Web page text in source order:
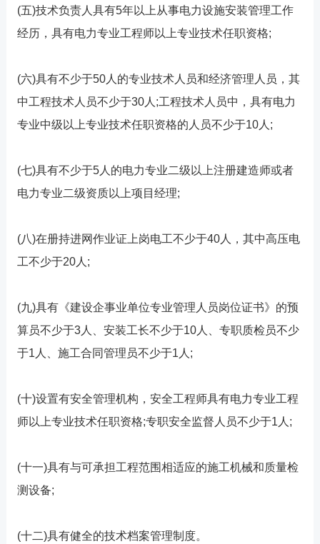
(五)技术负责人具有5年以上从事电力设施安装管理工作
经历，具有电力专业工程师以上专业技术任职资格;
(六)具有不少于50人的专业技术人员和经济管理人员，其
中工程技术人员不少于30人;工程技术人员中，具有电力
专业中级以上专业技术任职资格的人员不少于10人;
(七)具有不少于5人的电力专业二级以上注册建造师或者
电力专业二级资质以上项目经理;
(八)在册持进网作业证上岗电工不少于40人，其中高压电
工不少于20人;
(九)具有《建设企事业单位专业管理人员岗位证书》的预
算员不少于3人、安装工长不少于10人、专职质检员不少
于1人、施工合同管理员不少于1人;
(十)设置有安全管理机构，安全工程师具有电力专业工程
师以上专业技术任职资格;专职安全监督人员不少于1人;
(十一)具有与可承担工程范围相适应的施工机械和质量检
测设备;
(十二)具有健全的技术档案管理制度。